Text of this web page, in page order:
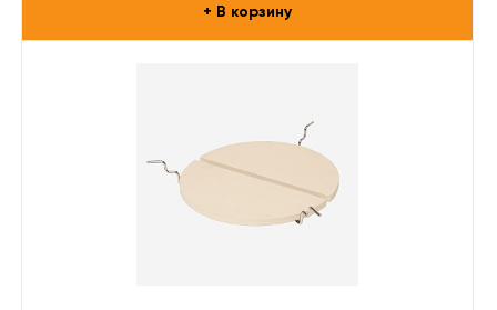
+ В корзину